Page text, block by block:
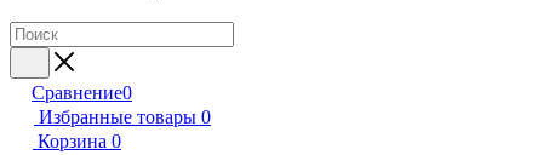
Сравнение0
Избранные товары 0
Корзина 0